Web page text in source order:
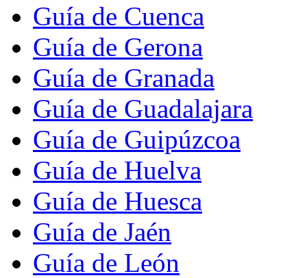
Guía de Cuenca
Guía de Gerona
Guía de Granada
Guía de Guadalajara
Guía de Guipúzcoa
Guía de Huelva
Guía de Huesca
Guía de Jaén
Guía de León